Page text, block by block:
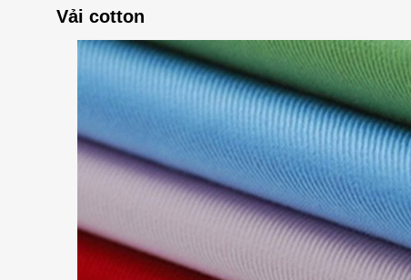
Vải cotton